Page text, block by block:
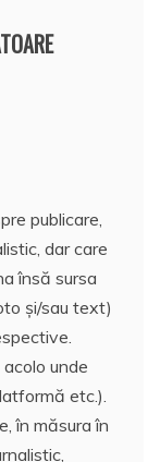
publicare,
dar care
însă sursa
și/sau text)
unde
etc.).
în măsura în